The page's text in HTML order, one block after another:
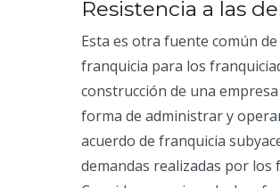
Resistencia a las
Esta es otra fuente común
franquicia para los
construcción de una
forma de administrar y
acuerdo de franquicia
demandas realizadas por